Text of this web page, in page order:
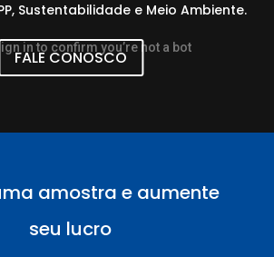
Sustentabilidade e Meio Ambiente.
FALE CONOSCO
amostra e aumente
seu lucro